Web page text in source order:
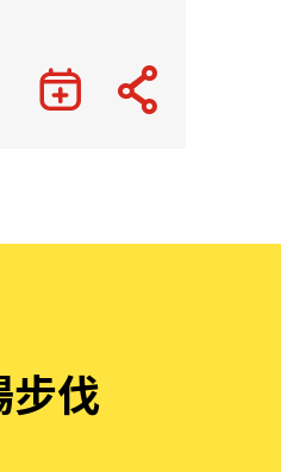
步伐